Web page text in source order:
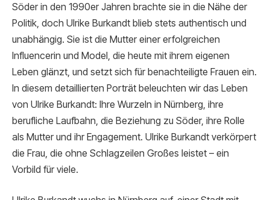
Söder in den 1990er Jahren brachte sie in die Nähe der
Politik, doch Ulrike Burkandt blieb stets authentisch und
unabhängig. Sie ist die Mutter einer erfolgreichen
Influencerin und Model, die heute mit ihrem eigenen
Leben glänzt, und setzt sich für benachteiligte Frauen ein.
In diesem detaillierten Porträt beleuchten wir das Leben
von Ulrike Burkandt: Ihre Wurzeln in Nürnberg, ihre
berufliche Laufbahn, die Beziehung zu Söder, ihre Rolle
als Mutter und ihr Engagement. Ulrike Burkandt verkörpert
die Frau, die ohne Schlagzeilen Großes leistet – ein
Vorbild für viele.